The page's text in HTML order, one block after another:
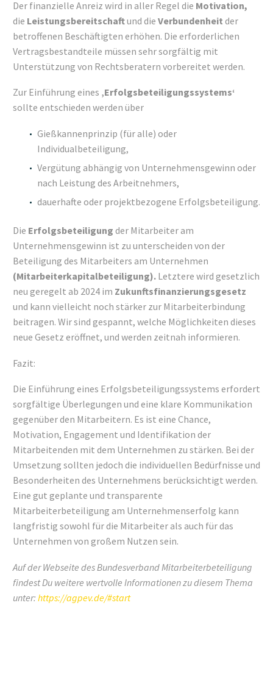
Der finanzielle Anreiz wird in aller Regel die Motivation,
die Leistungsbereitschaftund die Verbundenheit der
betroffenen Beschäftigten erhöhen. Die erforderlichen
Vertragsbestandteile müssen sehr sorgfältig mit
Unterstützung von Rechtsberatern vorbereitet werden.
Zur Einführung eines ‚Erfolgsbeteiligungssystems‘
sollte entschieden werden über
Gießkannenprinzip (für alle) oder
Individualbeteiligung,
Vergütung abhängig von Unternehmensgewinn oder
nach Leistung des Arbeitnehmers,
dauerhafte oder projektbezogene Erfolgsbeteiligung.
Die Erfolgsbeteiligung der Mitarbeiter am
Unternehmensgewinn ist zu unterscheiden von der
Beteiligung des Mitarbeiters am Unternehmen
(Mitarbeiterkapitalbeteiligung). Letztere wird gesetzlich
neu geregelt ab 2024 im Zukunftsfinanzierungsgesetz
und kann vielleicht noch stärker zur Mitarbeiterbindung
beitragen. Wir sind gespannt, welche Möglichkeiten dieses
neue Gesetz eröffnet, und werden zeitnah informieren.
Fazit:
Die Einführung eines Erfolgsbeteiligungssystems erfordert
sorgfältige Überlegungen und eine klare Kommunikation
gegenüber den Mitarbeitern. Es ist eine Chance,
Motivation, Engagement und Identifikation der
Mitarbeitenden mit dem Unternehmen zu stärken. Bei der
Umsetzung sollten jedoch die individuellen Bedürfnisse und
Besonderheiten des Unternehmens berücksichtigt werden.
Eine gut geplante und transparente
Mitarbeiterbeteiligung am Unternehmenserfolg kann
langfristig sowohl für die Mitarbeiter als auch für das
Unternehmen von großem Nutzen sein.
Auf der Webseite des Bundesverband Mitarbeiterbeteiligung
findest Du weitere wertvolle Informationen zu diesem Thema
unter: https://agpev.de/#start